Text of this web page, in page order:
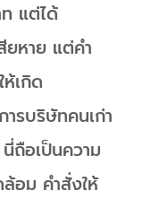
ท แต่ได้
หาย แต่คำ
เกิด
รบริษัทคนเก่า
ถือเป็นความ
อม คำสั่งให้